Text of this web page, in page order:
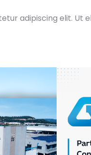
adipiscing elit. Ut